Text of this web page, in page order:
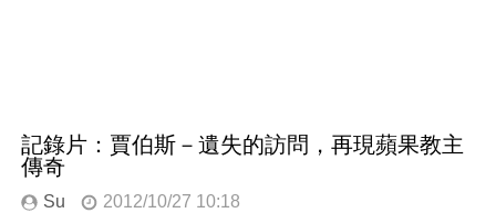
記錄片：賈伯斯－遺失的訪問，再現蘋果教主
傳奇
Su 2012/10/27 10:18